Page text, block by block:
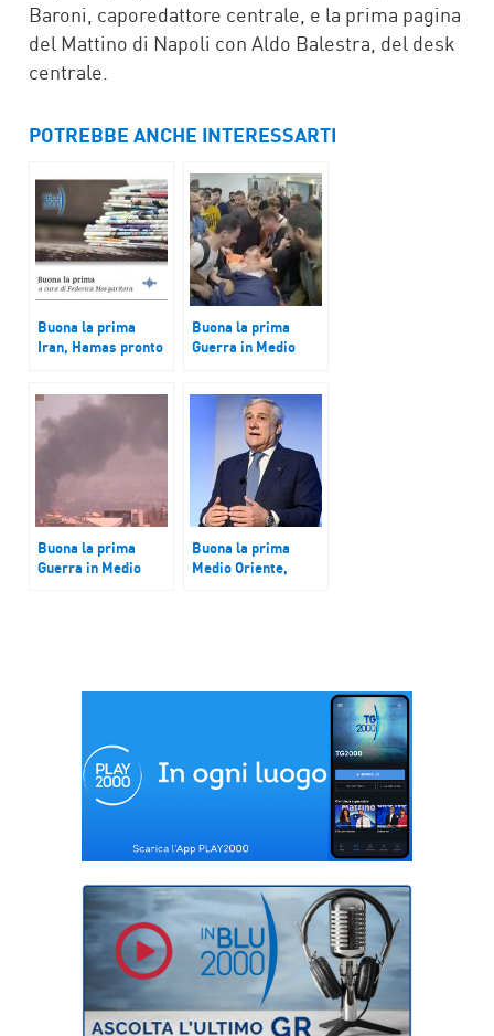
Baroni, caporedattore centrale, e la prima pagina
del Mattino di Napoli con Aldo Balestra, del desk
centrale.
POTREBBE ANCHE INTERESSARTI
Buona la prima
Iran, Hamas pronto
Buona la prima
Guerra in Medio
vittime nella
Striscia per
l’ospedale colpito
Buona la prima
Guerra in Medio
Buona la prima
Medio Oriente,